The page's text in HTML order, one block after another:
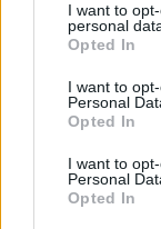
I want to
personal
Opted In
I want to
Personal
Opted In
I want to
Personal
Opted In